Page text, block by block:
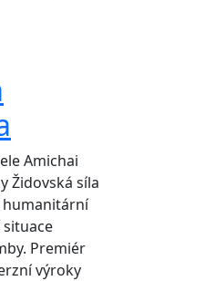
Amichai
Židovská síla
humanitární
Premiér
výroky